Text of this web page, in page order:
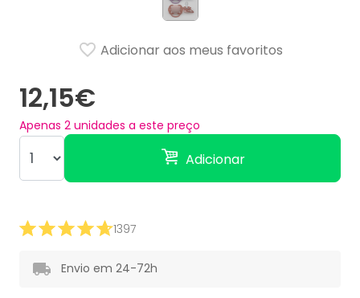
12,15€
Apenas 2 unidades a este preço
Adicionar
Adicionar aos meus favoritos
1397
Envio em 24-72h